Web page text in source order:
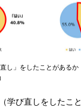
し」をしたことがあるか
学び直しをしたこ